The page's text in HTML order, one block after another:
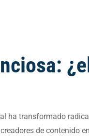
ha transformado
de contenido